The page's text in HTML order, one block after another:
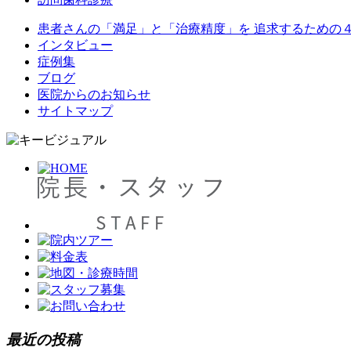
患者さんの「満足」と「治療精度」を 追求するための
インタビュー
症例集
ブログ
医院からのお知らせ
サイトマップ
最近の投稿